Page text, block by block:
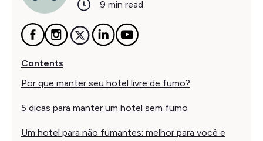
9 min read
Contents
Por que manter seu hotel livre de fumo?
5 dicas para manter um hotel sem fumo
Um hotel para não fumantes: melhor para você e